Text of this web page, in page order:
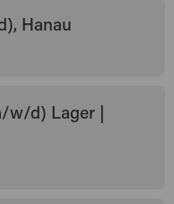
Hanau
w/d) Lager |